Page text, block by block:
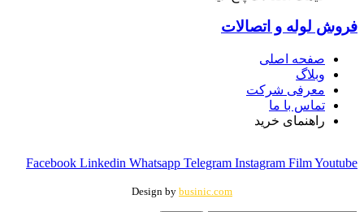
فروش لوله و اتصالات
صفحه اصلی
وبلاگ
معرفی شرکت
تماس با ما
راهنمای خرید
Facebook Linkedin Whatsapp Telegram Instagram FilmYoutube
Design by businic.com